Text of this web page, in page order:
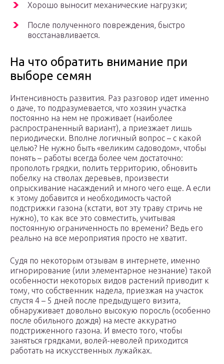
Хорошо выносит механические нагрузки;
После полученного повреждения, быстро
восстанавливается.
На что обратить внимание при
выборе семян
Интенсивность развития. Раз разговор идет именно
о даче, то подразумевается, что хозяин участка
постоянно на нем не проживает (наиболее
распространенный вариант), а приезжает лишь
периодически. Вполне логичный вопрос – с какой
целью? Не нужно быть «великим садоводом», чтобы
понять – работы всегда более чем достаточно:
прополоть грядки, полить территорию, обновить
побелку на стволах деревьев, произвести
опрыскивание насаждений и много чего еще. А если
к этому добавится и необходимость частой
подстрижки газона (кстати, вот эту траву стричь не
нужно), то как все это совместить, учитывая
постоянную ограниченность по времени? Ведь его
реально на все мероприятия просто не хватит.
Судя по некоторым отзывам в интернете, именно
игнорирование (или элементарное незнание) такой
особенности некоторых видов растений приводит к
тому, что собственник надела, приезжая на участок
спустя 4 – 5 дней после предыдущего визита,
обнаруживает довольно высокую поросль (особенно
после обильного дождя) на месте аккуратно
подстриженного газона. И вместо того, чтобы
заняться грядками, волей-неволей приходится
работать на искусственных лужайках.